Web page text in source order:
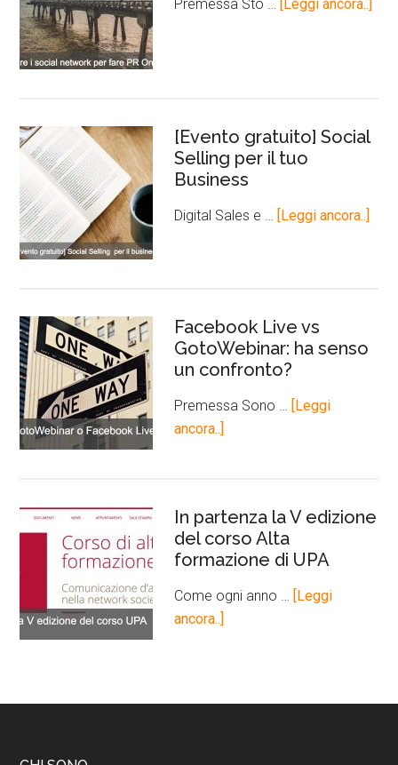
Premessa Sto … [Leggi ancora..]
[Evento gratuito] Social
Selling per il tuo
Business
Digital Sales e … [Leggi ancora..]
Facebook Live vs
GotoWebinar: ha senso
un confronto?
Premessa Sono … [Leggi
ancora..]
In partenza la V edizione
del corso Alta
formazione di UPA
Come ogni anno … [Leggi
ancora..]